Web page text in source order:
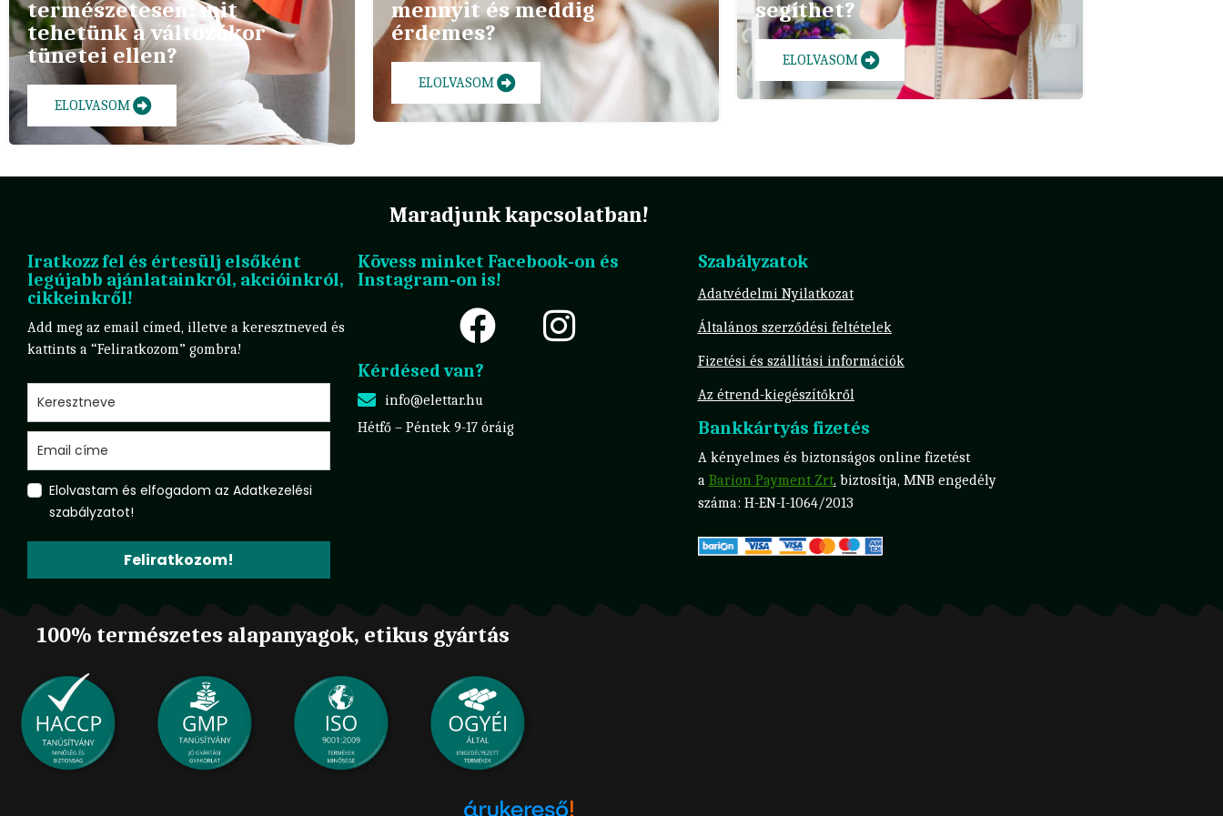
természetesen: mit
tehetünk a változókor
tünetei ellen?
ELOLVASOM
mennyit és meddig
érdemes?
ELOLVASOM
segíthet?
ELOLVASOM
Maradjunk kapcsolatban!
Iratkozz fel és értesülj elsőként
legújabb ajánlatainkról, akcióinkról,
cikkeinkről!
Add meg az email címed, illetve a keresztneved és
kattints a “Feliratkozom” gombra!
Elolvastam és elfogadom az Adatkezelési
szabályzatot!
Feliratkozom!
Kövess minket Facebook-on és
Instagram-on is!
Kérdésed van?
info@elettar.hu
Hétfő – Péntek 9-17 óráig
Szabályzatok
Adatvédelmi Nyilatkozat
Általános szerződési feltételek
Fizetési és szállítási információk
Az étrend-kiegészítőkről
Bankkártyás fizetés
A kényelmes és biztonságos online fizetést
a Barion Payment Zrt. biztosítja, MNB engedély
száma: H-EN-I-1064/2013
100% természetes alapanyagok, etikus gyártás